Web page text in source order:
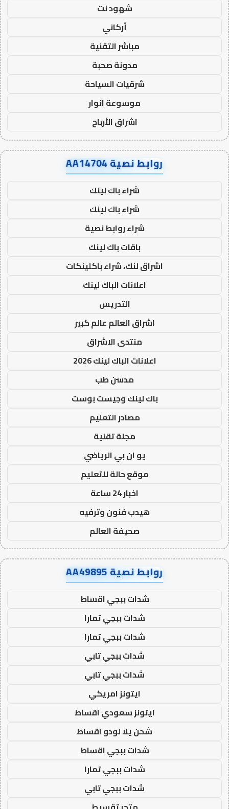
شهود نت
أركاني
مباشر التقنية
مدونة صحبة
شرقيات السياحة
موسوعة انوار
اشراق الأرباح
روابط نصية AA14704
شراء باك لينك
شراء باك لينك
شراء روابط نصية
باقات باك لينك
اشراق لنك، شراء باكلينكات
اعلانات الباك لينك
التدريس
اشراق العالم عالم كبير
منتدى الاشراق
اعلانات الباك لينك 2026
مدسن طب
باك لينك وجيست بوست
مصادر التعليم
مجلة تقنية
يو ان بي الرياضي
موقع حالة للتعليم
اخبار 24 ساعة
هيدب فنون وترفيه
صحيفة العالم
روابط نصية AA49895
شدات ببجي اقساط
شدات ببجي تمارا
شدات ببجي تمارا
شدات ببجي تابي
شدات ببجي تابي
ايتونز امريكي
ايتونز سعودي اقساط
شحن يلا لودو اقساط
شدات ببجي اقساط
شدات ببجي تمارا
شدات ببجي تابي